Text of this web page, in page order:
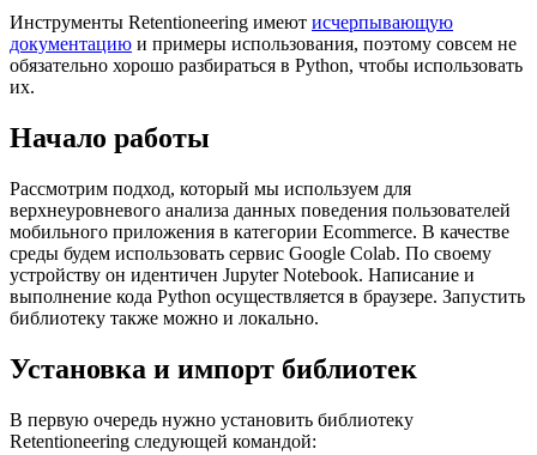
Инструменты Retentioneering имеют исчерпывающую
документацию и примеры использования, поэтому совсем не
обязательно хорошо разбираться в Python, чтобы использовать
их.
Начало работы
Рассмотрим подход, который мы используем для
верхнеуровневого анализа данных поведения пользователей
мобильного приложения в категории Ecommerce. В качестве
среды будем использовать сервис Google Colab. По своему
устройству он идентичен Jupyter Notebook. Написание и
выполнение кода Python осуществляется в браузере. Запустить
библиотеку также можно и локально.
Установка и импорт библиотек
В первую очередь нужно установить библиотеку
Retentioneering следующей командой: